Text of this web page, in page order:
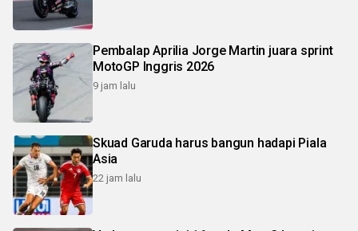
Pembalap Aprilia Jorge Martin juara sprint
MotoGP Inggris 2026
9 jam lalu
Skuad Garuda harus bangun hadapi Piala
Asia
22 jam lalu